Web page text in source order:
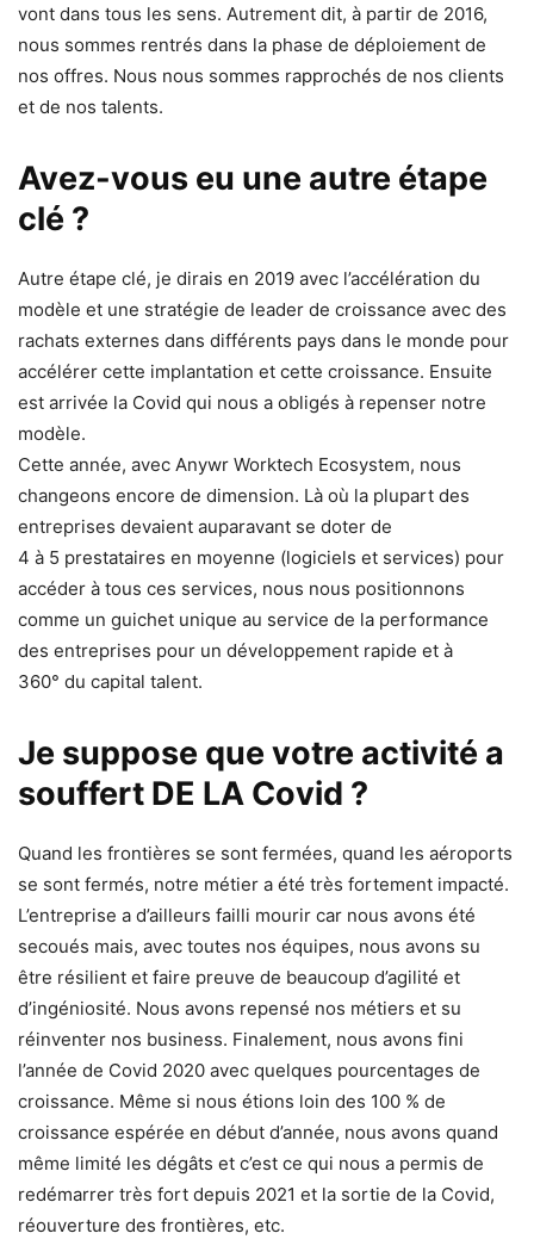
vont dans tous les sens. Autrement dit, à partir de 2016,
nous sommes rentrés dans la phase de déploiement de
nos offres. Nous nous sommes rapprochés de nos clients
et de nos talents.
Avez-vous eu une autre étape
clé ?
Autre étape clé, je dirais en 2019 avec l’accélération du
modèle et une stratégie de leader de croissance avec des
rachats externes dans différents pays dans le monde pour
accélérer cette implantation et cette croissance. Ensuite
est arrivée la Covid qui nous a obligés à repenser notre
modèle.
Cette année, avec Anywr Worktech Ecosystem, nous
changeons encore de dimension. Là où la plupart des
entreprises devaient auparavant se doter de
4 à 5 prestataires en moyenne (logiciels et services) pour
accéder à tous ces services, nous nous positionnons
comme un guichet unique au service de la performance
des entreprises pour un développement rapide et à
360° du capital talent.
Je suppose que votre activité a
souffert DE LA Covid ?
Quand les frontières se sont fermées, quand les aéroports
se sont fermés, notre métier a été très fortement impacté.
L’entreprise a d’ailleurs failli mourir car nous avons été
secoués mais, avec toutes nos équipes, nous avons su
être résilient et faire preuve de beaucoup d’agilité et
d’ingéniosité. Nous avons repensé nos métiers et su
réinventer nos business. Finalement, nous avons fini
l’année de Covid 2020 avec quelques pourcentages de
croissance. Même si nous étions loin des 100 % de
croissance espérée en début d’année, nous avons quand
même limité les dégâts et c’est ce qui nous a permis de
redémarrer très fort depuis 2021 et la sortie de la Covid,
réouverture des frontières, etc.